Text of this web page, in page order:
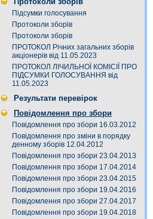
Підсумки голосування
Протоколи зборів
Протоколи зборів
ПРОТОКОЛ Річних загальних зборів
акціонерів від 11.05.2023
ПРОТОКОЛ ЛІЧИЛЬНОЇ КОМІСІЇ ПРО
ПІДСУМКИ ГОЛОСУВАННЯ від
11.05.2023
Результати перевірок
Повідомлення про збори
Повідомлення про збори 16.03.2012
Повідомлення про зміни в порядку
денному зборів 12.04.2012
Повідомлення про збори 23.04.2013
Повідомлення про збори 17.04.2014
Повідомлення про збори 23.04.2015
Повідомлення про збори 19.04.2016
Повідомлення про збори 27.04.2017
Повідомлення про збори 19.04.2018